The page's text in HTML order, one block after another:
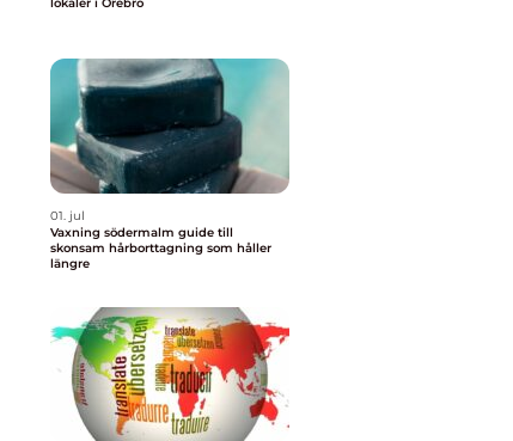
01. jul
Vaxning södermalm guide till
skonsam hårborttagning som håller
längre